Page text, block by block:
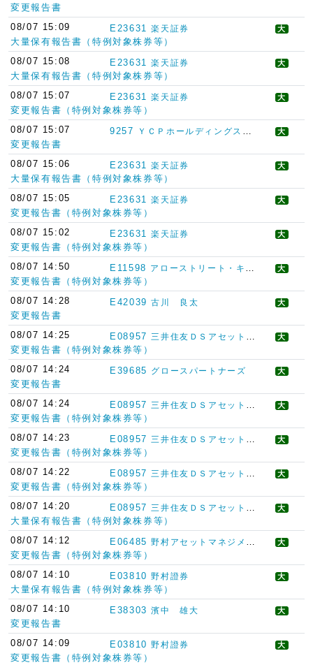
変更報告書
08/07 15:09
E23631 楽天証券 大
大量保有報告書（特例対象株券等）
08/07 15:08
E23631 楽天証券 大
大量保有報告書（特例対象株券等）
08/07 15:07
E23631 楽天証券 大
変更報告書（特例対象株券等）
08/07 15:07
9257 ＹＣＰホールディングス（グローバル）リミテッド 大
変更報告書
08/07 15:06
E23631 楽天証券 大
大量保有報告書（特例対象株券等）
08/07 15:05
E23631 楽天証券 大
変更報告書（特例対象株券等）
08/07 15:02
E23631 楽天証券 大
変更報告書（特例対象株券等）
08/07 14:50
E11598 アローストリート・キャピタル・リミテッド・パートナーシップ 大
変更報告書（特例対象株券等）
08/07 14:28
E42039 古川 良太 大
変更報告書
08/07 14:25
E08957 三井住友ＤＳアセットマネジメント 大
変更報告書（特例対象株券等）
08/07 14:24
E39685 グロースパートナーズ 大
変更報告書
08/07 14:24
E08957 三井住友ＤＳアセットマネジメント 大
変更報告書（特例対象株券等）
08/07 14:23
E08957 三井住友ＤＳアセットマネジメント 大
変更報告書（特例対象株券等）
08/07 14:22
E08957 三井住友ＤＳアセットマネジメント 大
変更報告書（特例対象株券等）
08/07 14:20
E08957 三井住友ＤＳアセットマネジメント 大
大量保有報告書（特例対象株券等）
08/07 14:12
E06485 野村アセットマネジメント 大
変更報告書（特例対象株券等）
08/07 14:10
E03810 野村證券 大
大量保有報告書（特例対象株券等）
08/07 14:10
E38303 濱中 雄大 大
変更報告書
08/07 14:09
E03810 野村證券 大
変更報告書（特例対象株券等）